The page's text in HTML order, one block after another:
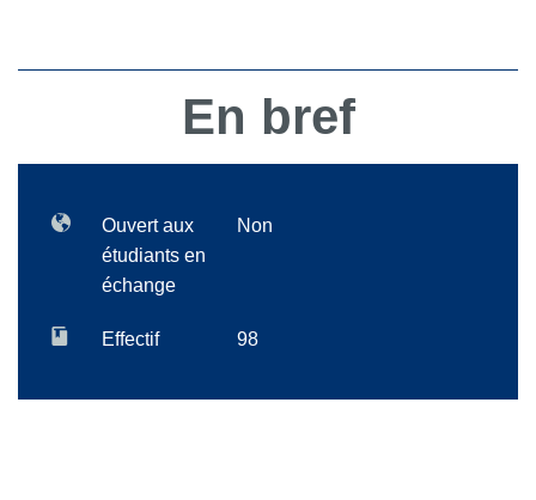
En bref
Ouvert aux
étudiants en
échange
Non
Effectif 98